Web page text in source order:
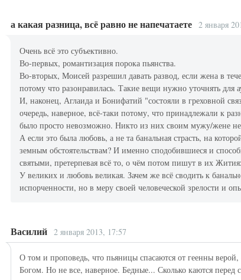
а какая разница, всё равно не напечатаете 2 января
Очень всё это субъективно.
Во-первых, романтизация порока пьянства.
Во-вторых, Моисей разрешил давать развод, если жена в
потому что разонравилась. Такие вещи нужно уточнять для
И, наконец, Аглаида и Бонифатий "состояли в греховной
очередь, наверное, всё-таки потому, что принадлежали к
было просто невозможно. Никто из них своим мужу/жене
А если это была любовь, а не та банальная страсть, на
земным обстоятельствам? И именно сподобившиеся и
святыми, претерпевая всё то, о чём потом пишут в их
У великих и любовь великая. Зачем же всё сводить к
испорченности, но в меру своей человеческой зрелости и
Василий 2 января 2013, 17:57
О том и проповедь, что пьяницы спасаются от геенны
Богом. Но не все, наверное. Бедные... Сколько каются перед